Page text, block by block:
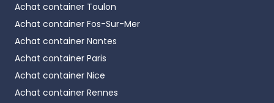
- Agroalimentaire: fruits, légumes, viandes,
produits laitiers…
- Pharmacie et cosmétique
médicaments, crèmes...
-Évènementiel: festivals, points de restauration,
buvette, évènements sportifs, etc.
Achat container Toulon
Achat container Fos-Sur-Mer
Achat container Nantes
Achat container Paris
Achat container Nice
Achat container Rennes